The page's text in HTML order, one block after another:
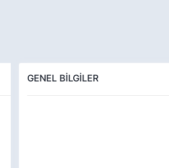
GENEL BİLGİLER